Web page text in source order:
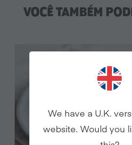
VOCÊ TAMBÉM
We have a U.K.
website. Would you